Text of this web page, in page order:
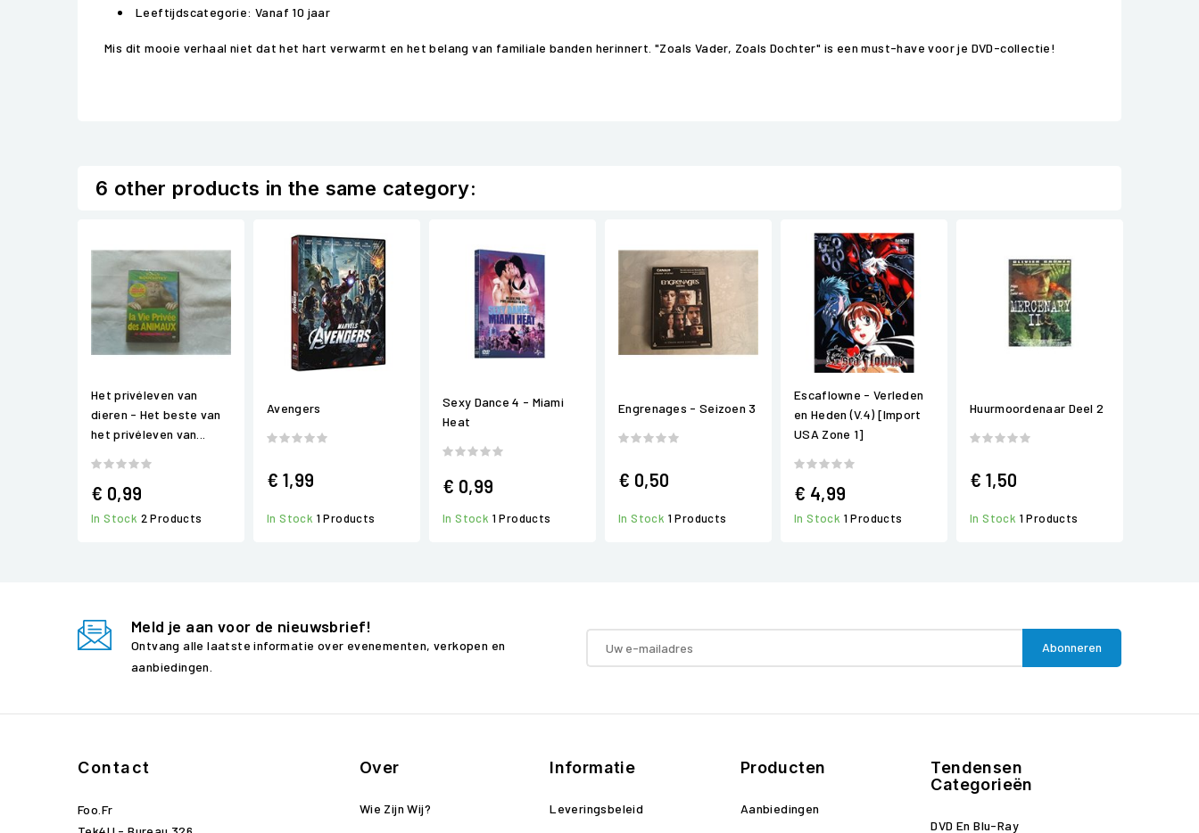
Leeftijdscategorie: Vanaf 10 jaar
Mis dit mooie verhaal niet dat het hart verwarmt en het belang van familiale banden herinnert. "Zoals Vader, Zoals Dochter" is een must-have voor je DVD-collectie!
6 other products in the same category:
Het privéleven van
dieren - Het beste van
het privéleven van...
€ 0,99
In Stock 2 Products
Avengers
€ 1,99
In Stock 1 Products
Sexy Dance 4 - Miami
Heat
€ 0,99
In Stock 1 Products
Engrenages - Seizoen 3
€ 0,50
In Stock 1 Products
Escaflowne - Verleden
en Heden (V.4) [Import
USA Zone 1]
€ 4,99
In Stock 1 Products
Huurmoordenaar Deel 2
€ 1,50
In Stock 1 Products
Meld je aan voor de nieuwsbrief!
Ontvang alle laatste informatie over evenementen, verkopen en
aanbiedingen.
Contact
Foo.fr
Over
Wie Zijn Wij?
Informatie
Leveringsbeleid
Producten
Aanbiedingen
Tendensen
Categorieën
DVD En Blu-Ray